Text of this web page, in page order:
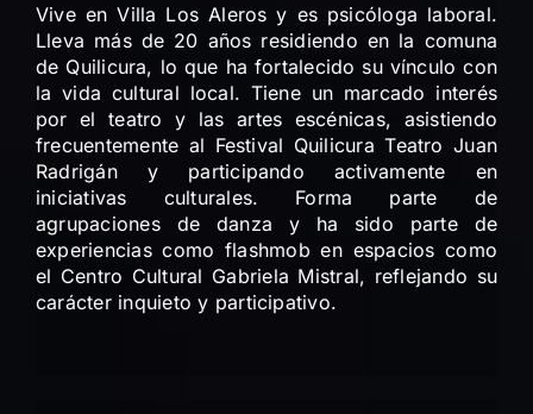
Vive en Villa Los Aleros y es psicóloga laboral.
Lleva más de 20 años residiendo en la comuna
de Quilicura, lo que ha fortalecido su vínculo con
la vida cultural local. Tiene un marcado interés
por el teatro y las artes escénicas, asistiendo
frecuentemente al Festival Quilicura Teatro Juan
Radrigán y participando activamente en
iniciativas culturales. Forma parte de
agrupaciones de danza y ha sido parte de
experiencias como flashmob en espacios como
el Centro Cultural Gabriela Mistral, reflejando su
carácter inquieto y participativo.